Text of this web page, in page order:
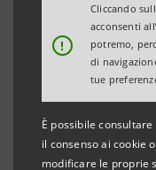
!
Cliccando
acconsenti
potremo,
di
tue
È possibile
il consenso ai cookie
modificare le proprie
Nuovo
l’operatività
Miglior accesso
fornitrici in virtù